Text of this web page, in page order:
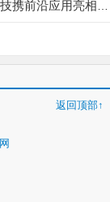
返回顶部↑